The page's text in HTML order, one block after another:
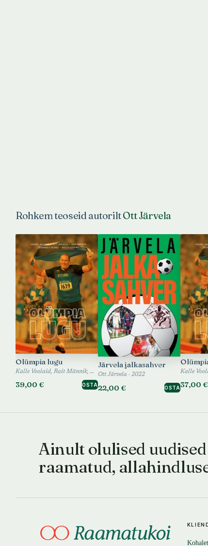
Rohkem teoseid autoriltOtt Järvela
Olümpia lugu
Kalle Voolaid, Rait Männik, Ott Järvela, Kaarel Antons, Johannes Vedru · 2024
39,00 € OSTA
Järvela jalkasahver
Ott Järvela · 2022
22,00 € OSTA37,00 €
Ainult olulised
raamatud,